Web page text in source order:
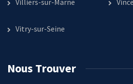
Villiers-sur-Marne
Vitry-sur-Seine
Nous Trouver